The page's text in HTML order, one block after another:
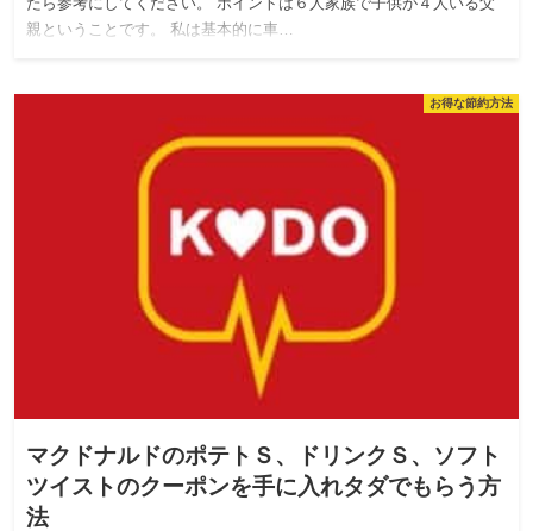
親ということです。 私は基本的に車…
お得な節約方法
マクドナルドのポテトＳ、ドリンクＳ、ソフト
ツイストのクーポンを手に入れタダでもらう方
法